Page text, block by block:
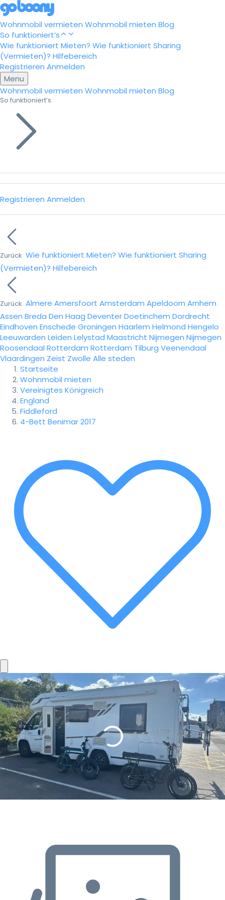
Wohnmobil vermieten Wohnmobil mieten Blog
So funktioniert’s
Wie funktioniert Mieten? Wie funktioniert Sharing
(Vermieten)? Hilfebereich
Registrieren Anmelden
Menu
Wohnmobil vermieten Wohnmobil mieten Blog
So funktioniert’s
Registrieren Anmelden
Zurück Wie funktioniert Mieten? Wie funktioniert Sharing
(Vermieten)? Hilfebereich
Zurück Almere Amersfoort Amsterdam Apeldoorn Arnhem
Assen Breda Den Haag DeventerDoetinchem Dordrecht
Eindhoven Enschede Groningen Haarlem Helmond Hengelo
Leeuwarden Leiden Lelystad Maastricht Nijmegen Nijmegen
Roosendaal Rotterdam Rotterdam Tilburg Veenendaal
Vlaardingen Zeist Zwolle Alle steden
Startseite
Wohnmobil mieten
Vereinigtes Königreich
England
Fiddleford
4-Bett Benimar 2017